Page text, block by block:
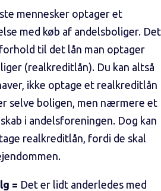
mennesker optager et
med køb af andelsboliger. Det
til det lån man optager
(realkreditlån). Du kan altså
ikke optage et realkreditlån
selve boligen, men nærmere et
i andelsforeningen. Dog kan
realkreditlån, fordi de skal
= Det er lidt anderledes med